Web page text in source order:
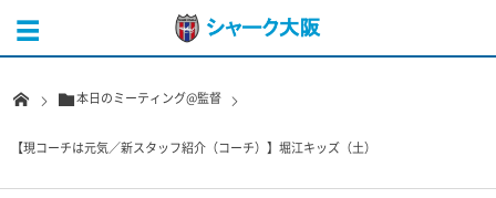
本日のミーティング@監督
【現コーチは元気／新スタッフ紹介（コーチ）】堀江キッズ（土）